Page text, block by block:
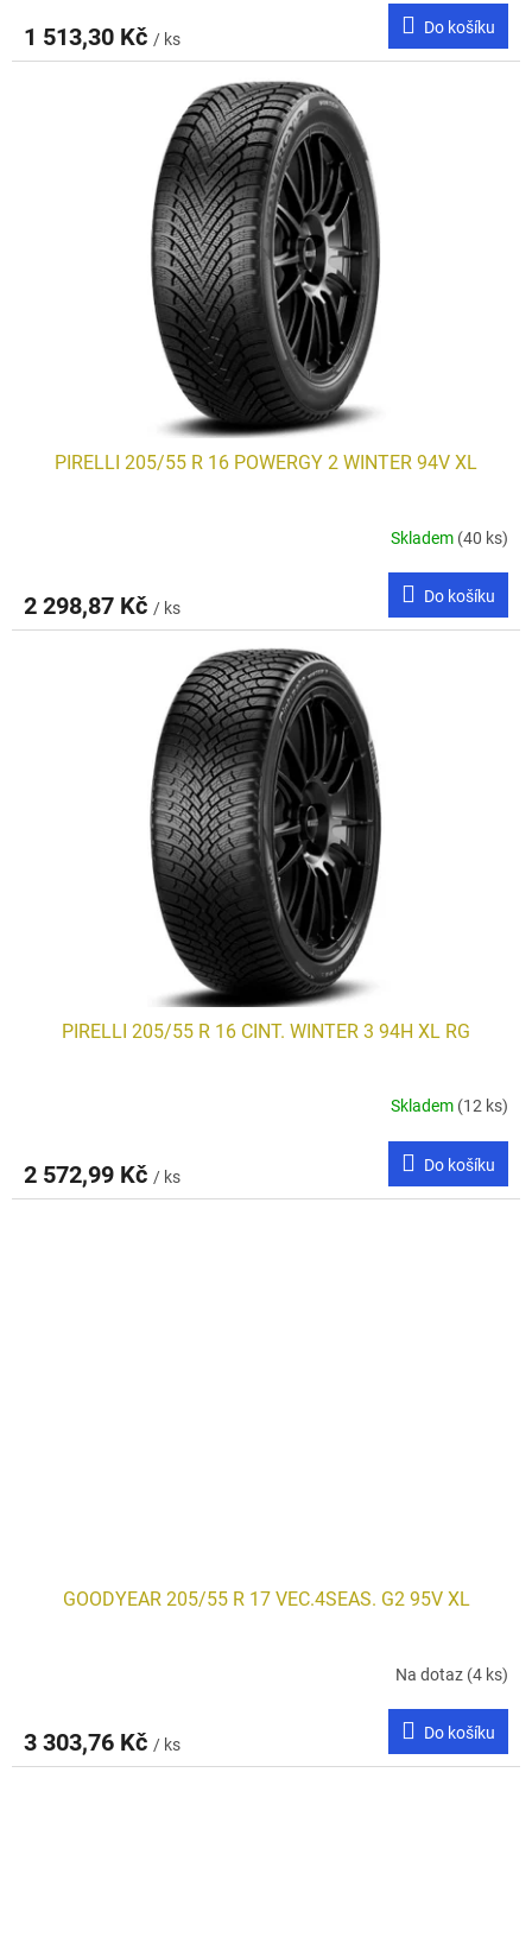
1 513,30 Kč / ks
Do košíku
PIRELLI 205/55 R 16 POWERGY 2 WINTER 94V XL
Skladem (40 ks)
2 298,87 Kč / ks
Do košíku
PIRELLI 205/55 R 16 CINT. WINTER 3 94H XL RG
Skladem (12 ks)
2 572,99 Kč / ks
Do košíku
GOODYEAR 205/55 R 17 VEC.4SEAS. G2 95V XL
Na dotaz (4 ks)
3 303,76 Kč / ks
Do košíku